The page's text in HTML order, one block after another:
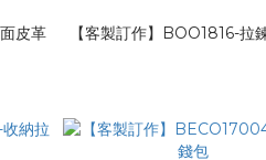
皮革
【客製訂作】BOO1816-拉